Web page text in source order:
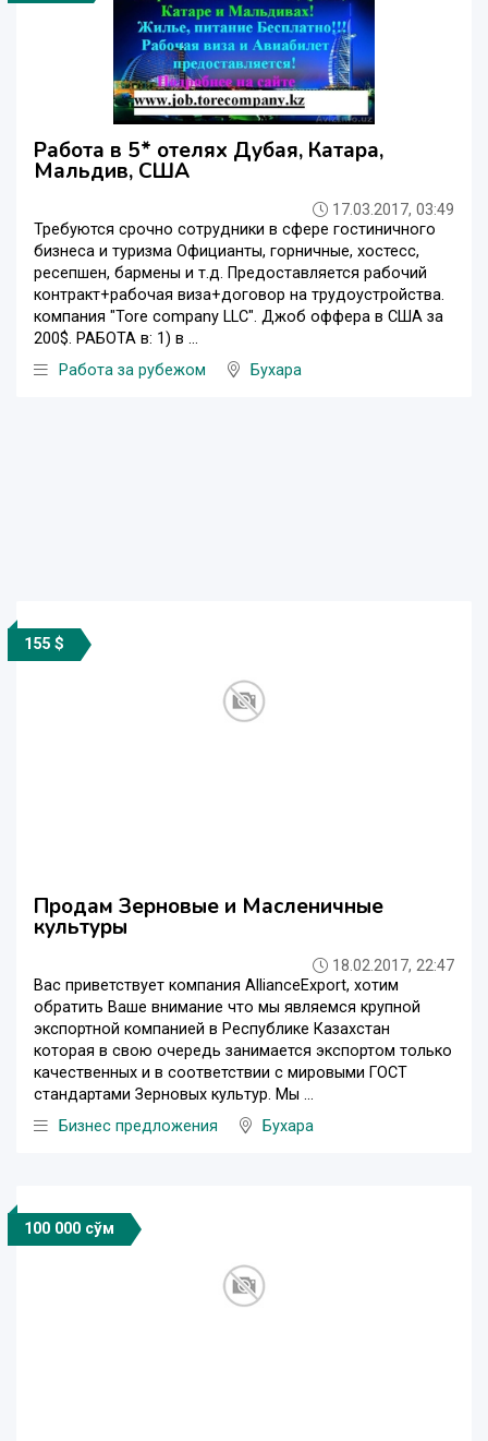
Работа в 5* отелях Дубая, Катара,
Мальдив, США
17.03.2017, 03:49
Требуются cрочно сотрудники в сфере гостиничного
бизнеса и туризма Официанты, горничные, хостесс,
ресепшен, бармены и т.д. Предоставляется рабочий
контракт+рабочая виза+договор на трудоустройства.
компания "Tore company LLC". Джоб оффера в США за
200$. РАБОТА в: 1) в ...
Работа за рубежом
Бухара
155 $
Продам Зерновые и Масленичные
культуры
18.02.2017, 22:47
Вас приветствует компания AllianceExport, хотим
обратить Ваше внимание что мы являемся крупной
экспортной компанией в Республике Казахстан
которая в свою очередь занимается экспортом только
качественных и в соответствии с мировыми ГОСТ
стандартами Зерновых культур. Мы ...
Бизнес предложения
Бухара
100 000 сўм